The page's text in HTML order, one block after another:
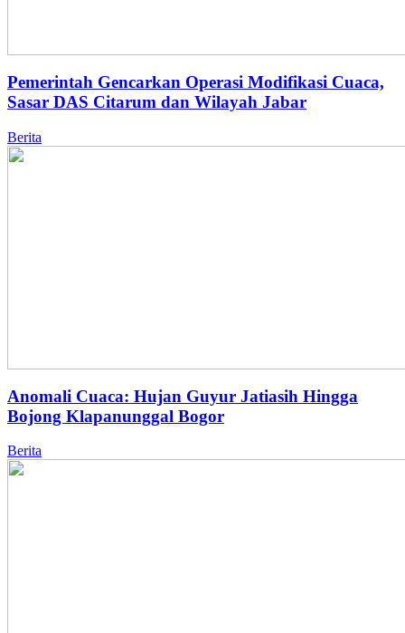
Pemerintah Gencarkan Operasi Modifikasi Cuaca,
Sasar DAS Citarum dan Wilayah Jabar
Berita
Anomali Cuaca: Hujan Guyur Jatiasih Hingga
Bojong Klapanunggal Bogor
Berita